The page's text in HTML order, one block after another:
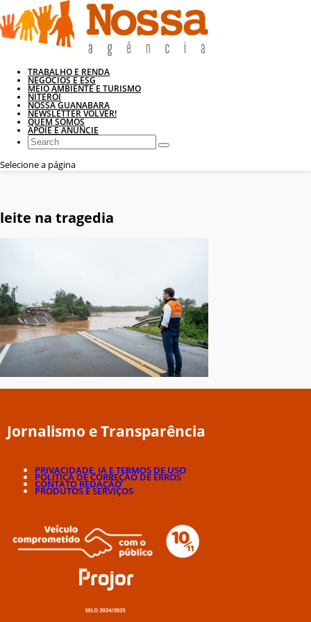
TRABALHO E RENDA
NEGÓCIOS E ESG
MEIO AMBIENTE E TURISMO
NITERÓI
NOSSA GUANABARA
NEWSLETTER VOLVER!
QUEM SOMOS
APOIE E ANUNCIE
Selecione a página
leite na tragedia
Jornalismo e Transparência
PRIVACIDADE, IA E TERMOS DE USO
POLÍTICA DE CORREÇÃO DE ERROS
CONTATO REDAÇÃO
PRODUTOS E SERVIÇOS